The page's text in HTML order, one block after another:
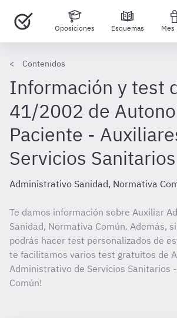
Oposiciones Esquemas Mes
Contenidos
Información y test
41/2002 de
Paciente -
Servicios Sanitarios
Administrativo Sanidad, Normativa
Te damos información sobre Auxiliar
Sanidad, Normativa Común. Además,
podrás hacer test personalizados de
te facilitamos varios test gratuitos de
Administrativo de Servicios Sanitarios
Común!